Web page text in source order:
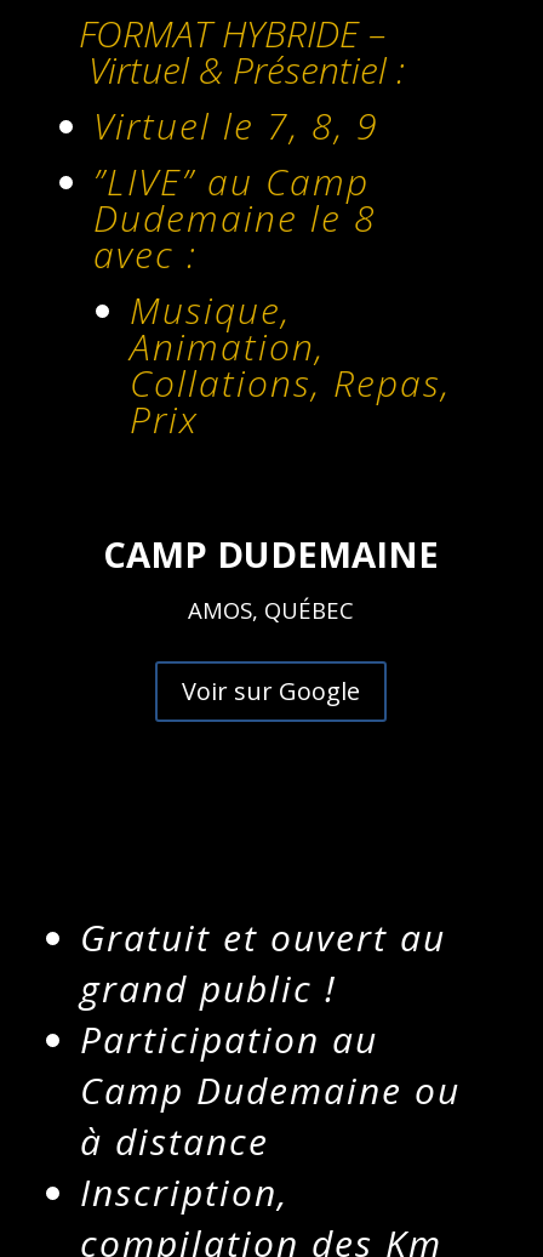
FORMAT HYBRIDE –
Virtuel & Présentiel :
Virtuel le 7, 8, 9
”LIVE” au Camp
Dudemaine le 8
avec :
Musique,
Animation,
Collations, Repas,
Prix
CAMP DUDEMAINE
AMOS, QUÉBEC
Voir sur Google
Gratuit et ouvert au
grand public !
Participation au
Camp Dudemaine ou
à distance
Inscription,
compilation des Km